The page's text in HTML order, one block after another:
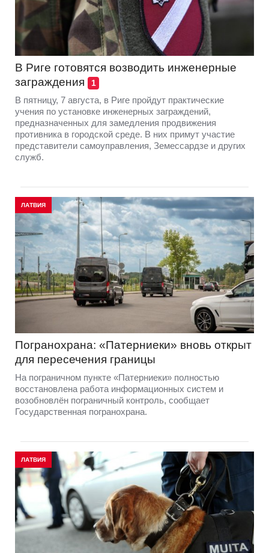
В Риге готовятся возводить инженерные
заграждения
1
В пятницу, 7 августа, в Риге пройдут практические
учения по установке инженерных заграждений,
предназначенных для замедления продвижения
противника в городской среде. В них примут участие
представители самоуправления, Земессардзе и других
служб.
ЛАТВИЯ
Погранохрана: «Патерниеки» вновь открыт
для пересечения границы
На пограничном пункте «Патерниеки» полностью
восстановлена работа информационных систем и
возобновлён пограничный контроль, сообщает
Государственная погранохрана.
ЛАТВИЯ